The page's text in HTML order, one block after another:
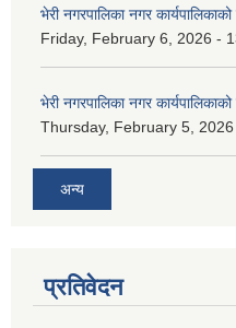
भेरी नगरपालिका नगर
Friday, February 6, 2026 -
भेरी नगरपालिका नगर
Thursday, February 5,
अन्य
प्रतिवेदन